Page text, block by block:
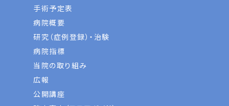
手術予定表
病院概要
研究（症例登録）・治験
病院指標
当院の取り組み
広報
公開講座